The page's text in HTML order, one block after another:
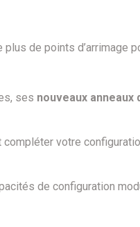
de points d’arrimage
ses nouveaux anneaux
votre
de configuration